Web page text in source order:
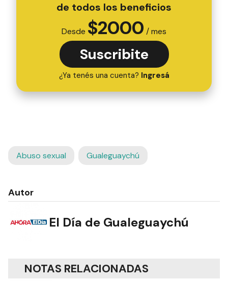
de todos los beneficios
Desde $2000 / mes
Suscribite
¿Ya tenés una cuenta? Ingresá
Abuso sexual Gualeguaychú
Autor
El Día de Gualeguaychú
NOTAS RELACIONADAS